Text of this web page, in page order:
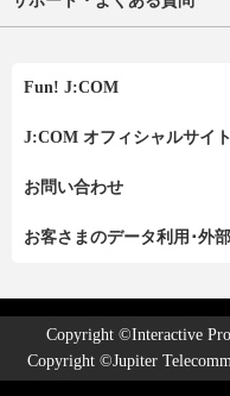
Fun! J:COM
J:COM オフィシャルサイト
お問い合わせ
お客さまのデータ利用･外
Copyright ©Interactive
Copyright ©Jupiter